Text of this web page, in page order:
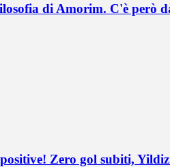
di Amorim. C'è però
Zero gol subiti,